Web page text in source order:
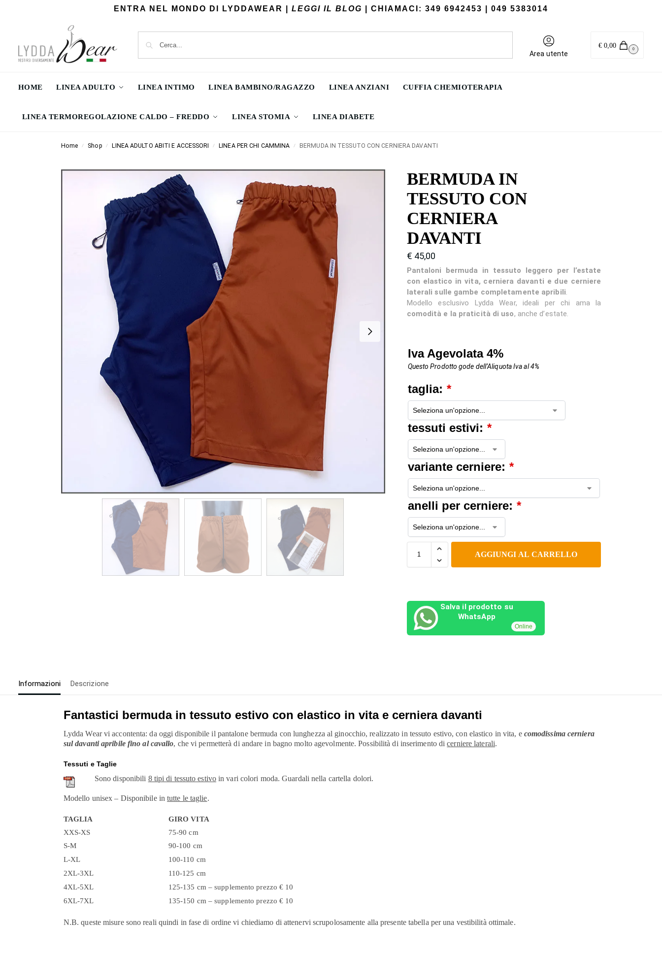
ENTRA NEL MONDO DI LYDDAWEAR | LEGGI IL BLOG | CHIAMACI: 349 6942453 | 049 5383014
Area utente
€0,00 0
HOME LINEA ADULTO LINEA INTIMO LINEA BAMBINO/RAGAZZO LINEA ANZIANI CUFFIA CHEMIOTERAPIA
LINEA TERMOREGOLAZIONE CALDO – FREDDO LINEA STOMIA LINEA DIABETE
Home / Shop / LINEA ADULTO ABITI E ACCESSORI / LINEA PER CHI CAMMINA / BERMUDA IN TESSUTO CON CERNIERA DAVANTI
BERMUDA IN
TESSUTO CON
CERNIERA
DAVANTI
€ 45,00
Pantaloni bermuda in tessuto leggero per l’estate
con elastico in vita, cerniera davanti e due cerniere
laterali sulle gambe completamente apribili.
Modello esclusivo Lydda Wear, ideali per chi ama la
comodità e la praticità di uso, anche d’estate.
Iva Agevolata 4%
Questo Prodotto gode dell’Aliquota Iva al 4%
taglia: *
tessuti estivi: *
variante cerniere: *
anelli per cerniere: *
AGGIUNGI AL CARRELLO
Salva il prodotto su
WhatsApp
Online
Informazioni Descrizione
Fantastici bermuda in tessuto estivo con elastico in vita e cerniera davanti
Lydda Wear vi accontenta: da oggi disponibile il pantalone bermuda con lunghezza al ginocchio, realizzato in tessuto estivo, con elastico in vita, e comodissima cerniera
sul davanti apribile fino al cavallo, che vi permetterà di andare in bagno molto agevolmente. Possibilità di inserimento dicerniere laterali.
Tessuti e Taglie
Sono disponibili 8 tipi di tessuto estivoin vari colori moda. Guardali nella cartella dolori.
Modello unisex – Disponibile intutte le taglie.
TAGLIA
GIRO VITA
XXS-XS
75-90 cm
S-M
90-100 cm
L-XL
100-110 cm
2XL-3XL
110-125 cm
4XL-5XL
125-135 cm – supplemento prezzo € 10
6XL-7XL
135-150 cm – supplemento prezzo € 10
N.B. queste misure sono reali quindi in fase di ordine vi chiediamo di attenervi scrupolosamente alla presente tabella per una vestibilità ottimale.